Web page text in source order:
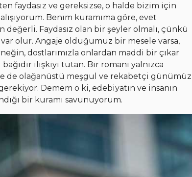
faydasız ve gereksizse, o halde bizim için
Benim kuramıma göre, evet
değerli. Faydasız olan bir şeyler olmalı, çünkü
olur. Angaje olduğumuz bir mesele varsa,
dostlarımızla onlardan maddi bir çıkar
ilişkiyi tutan. Bir romanı yalnızca
de olağanüstü meşgul ve rekabetçi günümüz
Demem o ki, edebiyatın ve insanın
bir kuramı savunuyorum.